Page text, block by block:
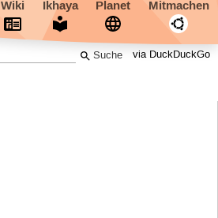
Wiki Ikhaya Planet Mitmachen
via DuckDuckGo